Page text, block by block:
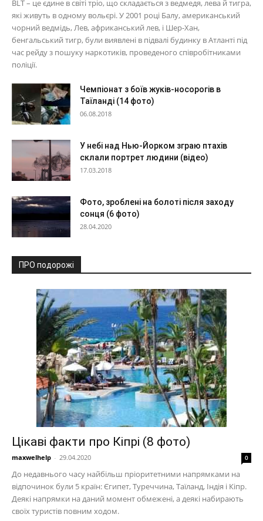
BLT – це єдине в світі тріо, що складається з ведмедя, лева й тигра,
які живуть в одному вольєрі. У 2001 році Балу, американський
чорний ведмідь, Лев, африканський лев, і Шер-Хан,
бенгальський тигр, були виявлені в підвалі будинку в Атланті під
час рейду з пошуку наркотиків, проведеного співробітниками
поліції.
Чемпіонат з боїв жуків-носорогів в
Таїланді (14 фото)
06.08.2018
У небі над Нью-Йорком зграю птахів
склали портрет людини (відео)
17.03.2018
Фото, зроблені на болоті після заходу
сонця (6 фото)
28.04.2020
ПРО подорожі
Цікаві факти про Кіпрі (8 фото)
maxwelhelp - 29.04.2020 0
До недавнього часу найбільш пріоритетними напрямками на
відпочинок були 5 країн: Єгипет, Туреччина, Таїланд, Індія і Кіпр.
Деякі напрямки на даний момент обмежені, а деякі набирають
своїх туристів повним ходом.